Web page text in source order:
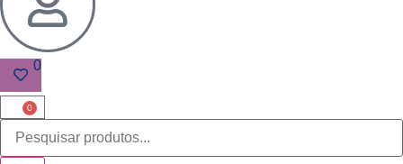
0
0